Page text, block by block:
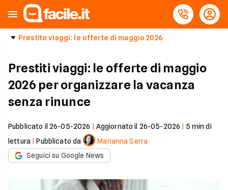
Prestito viaggi: le offerte di maggio 2026
Prestiti viaggi: le offerte di maggio
2026 per organizzare la vacanza
senza rinunce
Pubblicato il 26-05-2026 Aggiornato il 26-05-2026 5 min di
lettura |Pubblicato da
Marianna Serra
Seguici su Google News